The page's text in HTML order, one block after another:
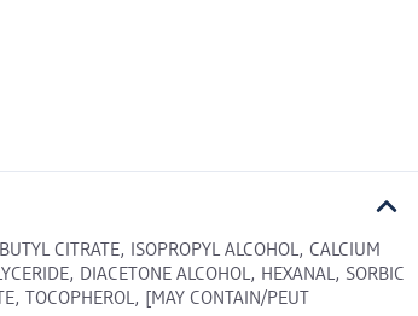
CITRATE, ISOPROPYL ALCOHOL, CALCIUM
DIACETONE ALCOHOL, HEXANAL, SORBIC
TOCOPHEROL, [MAY CONTAIN/PEUT